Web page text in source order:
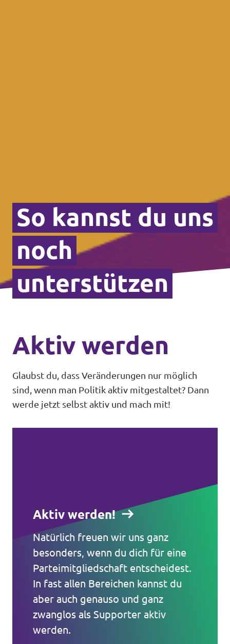
Volt in ganz Europa
Volt ist in über 30 Ländern in Europa vertreten.
Hier findest du Links zu den Websites von Volt
in anderen Ländern.
So kannst du uns
noch
unterstützen
Aktiv werden
Glaubst du, dass Veränderungen nur möglich
sind, wenn man Politik aktiv mitgestaltet? Dann
werde jetzt selbst aktiv und mach mit!
Aktiv werden!
Natürlich freuen wir uns ganz
besonders, wenn du dich für eine
Parteimitgliedschaft entscheidest.
In fast allen Bereichen kannst du
aber auch genauso und ganz
zwanglos als Supporter aktiv
werden.